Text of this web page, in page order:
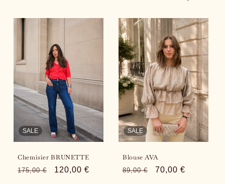
o
SALE
Chemisier BRUNETTE
Regular
175,00 €
Sale
120,00 €
SALE
Blouse AVA
Regular
89,00 €
Sale
70,00 €